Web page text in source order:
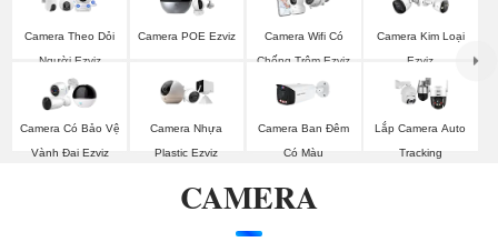
Camera Theo Dỏi
Người Ezviz
Camera POE Ezviz
Camera Wifi Có
Chống Trộm Ezviz
Camera Kim Loại
Ezviz
Camera Có Bảo Vệ
Vành Đai Ezviz
Camera Nhựa
Plastic Ezviz
Camera Ban Đêm
Có Màu
Lắp Camera Auto
Tracking
CAMERA